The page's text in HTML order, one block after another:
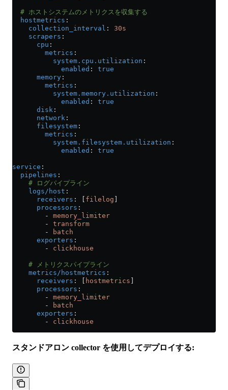
  # ホストシステムのメトリクスを収集する
  hostmetrics
:
    collection_interval
: 30s
    scrapers
:
      cpu
:
        metrics
:
          system.cpu.utilization
:
            enabled
: true
      memory
:
        metrics
:
          system.memory.utilization
:
            enabled
: true
      disk
:
      network
:
      filesystem
:
        metrics
:
          system.filesystem.utilization
:
            enabled
: true
service :
  pipelines
:
    # ログパイプライン
    logs/host
:
      receivers
: [ filelog
      processors
:
        -
memory_limiter
        -
transform
        -
batch
      exporters
:
        -
clickhouse
    # メトリクスパイプライン
    metrics/hostmetrics
:
      receivers
: [ hostmetrics
      processors
:
        -
memory_limiter
        -
batch
      exporters
:
        -
clickhouse
スタンドアロン collector を使用してデプロイする: